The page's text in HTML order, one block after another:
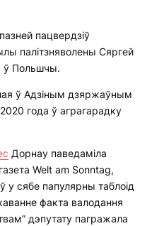
пацвердзіў
палітзняволены Сяргей
ў Польшчы.
ў Адзіным дзяржаўным
года ў аграгарадку
Дорнау паведаміла
Welt am Sonntag,
у сябе папулярны таблоід
факта валодання
дэпутату пагражала